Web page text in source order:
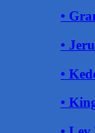
•
•
•
•